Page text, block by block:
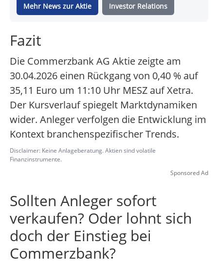
Mehr News zur Aktie Investor Relations
Fazit
Die Commerzbank AG Aktie zeigte am
30.04.2026 einen Rückgang von 0,40 % auf
35,11 Euro um 11:10 Uhr MESZ auf Xetra.
Der Kursverlauf spiegelt Marktdynamiken
wider. Anleger verfolgen die Entwicklung im
Kontext branchenspezifischer Trends.
Disclaimer: Keine Anlageberatung. Aktien sind volatile
Finanzinstrumente.
Sponsored Ad
Sollten Anleger sofort
verkaufen? Oder lohnt sich
doch der Einstieg bei
Commerzbank?